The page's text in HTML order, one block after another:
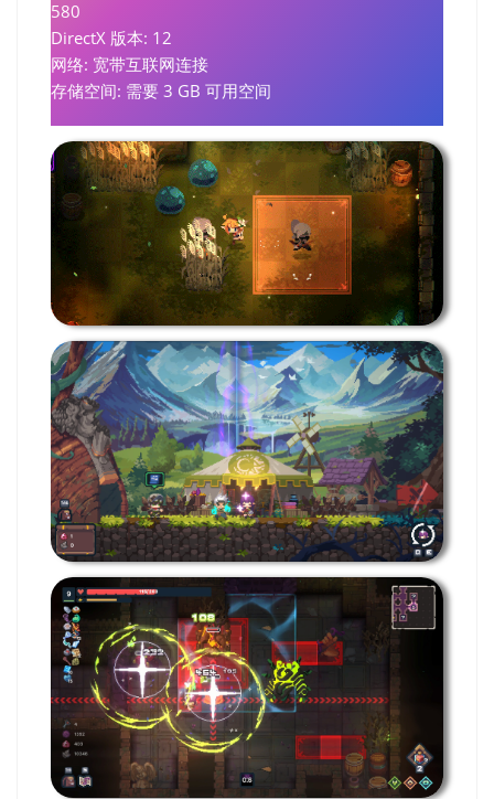
580
DirectX 版本: 12
网络: 宽带互联网连接
存储空间: 需要 3 GB 可用空间